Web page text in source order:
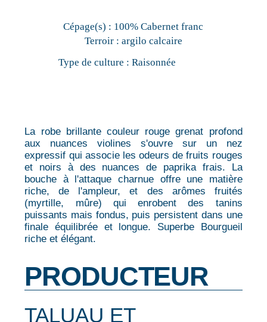
Cépage(s) : 100% Cabernet franc
Terroir : argilo calcaire
Type de culture : Raisonnée
La robe brillante couleur rouge grenat profond
aux nuances violines s'ouvre sur un nez
expressif qui associe les odeurs de fruits rouges
et noirs à des nuances de paprika frais. La
bouche à l'attaque charnue offre une matière
riche, de l'ampleur, et des arômes fruités
(myrtille, mûre) qui enrobent des tanins
puissants mais fondus, puis persistent dans une
finale équilibrée et longue. Superbe Bourgueil
riche et élégant.
PRODUCTEUR
TALUAU ET